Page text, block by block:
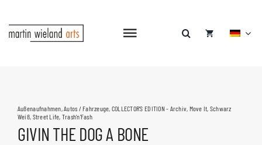
springen
Navigation
Außenaufnahmen,Autos / Fahrzeuge, COLLECTOR'S EDITION - Archiv, Move It, Schwarz
Weiß, Street Life, Trash'n'Fash
GIVIN THE DOG A BONE